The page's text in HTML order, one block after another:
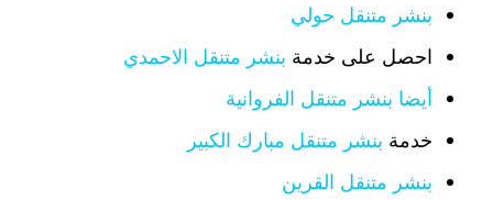
بنشر متنقل حولي
احصل على خدمة بنشر متنقل الاحمدي
أيضا بنشر متنقل الفروانية
خدمة بنشر متنقل مبارك الكبير
بنشر متنقل القرين